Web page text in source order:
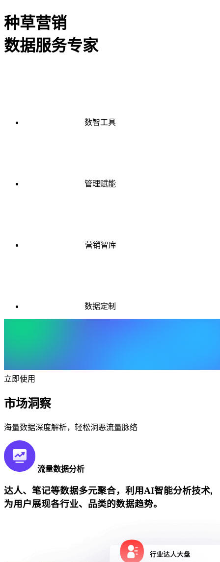
种草营销
数据服务专家
数智工具
管理赋能
营销智库
数据定制
立即使用
市场洞察
海量数据深度解析，轻松洞恶流量脉络
流量数据分析
达人、笔记等数据多元聚合，利用AI智能分析技术,
为用户展现各行业、品类的数据趋势。